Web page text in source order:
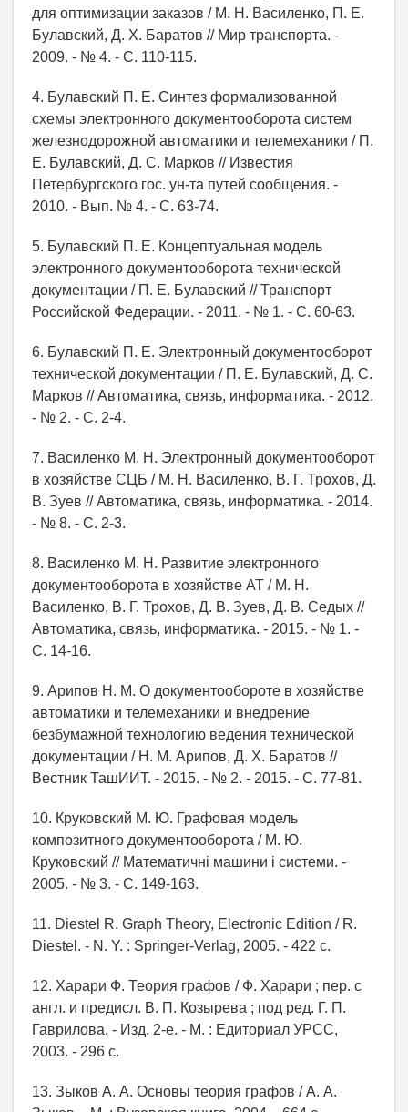
для оптимизации заказов / М. Н. Василенко, П. Е.
Булавский, Д. Х. Баратов // Мир транспорта. -
2009. - № 4. - С. 110-115.
4. Булавский П. Е. Синтез формализованной
схемы электронного документооборота систем
железнодорожной автоматики и телемеханики / П.
Е. Булавский, Д. С. Марков // Известия
Петербургского гос. ун-та путей сообщения. -
2010. - Вып. № 4. - С. 63-74.
5. Булавский П. Е. Концептуальная модель
электронного документооборота технической
документации / П. Е. Булавский // Транспорт
Российской Федерации. - 2011. - № 1. - C. 60-63.
6. Булавский П. Е. Электронный документооборот
технической документации / П. Е. Булавский, Д. С.
Марков // Автоматика, связь, информатика. - 2012.
- № 2. - С. 2-4.
7. Василенко М. Н. Электронный документооборот
в хозяйстве СЦБ / М. Н. Василенко, В. Г. Трохов, Д.
В. Зуев // Автоматика, связь, информатика. - 2014.
- № 8. - С. 2-3.
8. Василенко М. Н. Развитие электронного
документооборота в хозяйстве АТ / М. Н.
Василенко, В. Г. Трохов, Д. В. Зуев, Д. В. Седых //
Автоматика, связь, информатика. - 2015. - № 1. -
С. 14-16.
9. Арипов Н. М. О документообороте в хозяйстве
автоматики и телемеханики и внедрение
безбумажной технологию ведения технической
документации / Н. М. Арипов, Д. Х. Баратов //
Вестник ТашИИТ. - 2015. - № 2. - 2015. - С. 77-81.
10. Круковский М. Ю. Графовая модель
композитного документооборота / М. Ю.
Круковский // Математичні машини і системи. -
2005. - № 3. - С. 149-163.
11. Diestel R. Graph Theory, Electronic Edition / R.
Diestel. - N. Y. : Springer-Verlag, 2005. - 422 с.
12. Харари Ф. Теория графов / Ф. Харари ; пер. с
англ. и предисл. В. П. Козырева ; под ред. Г. П.
Гаврилова. - Изд. 2-е. - М. : Едиториал УРСС,
2003. - 296 с.
13. Зыков А. А. Основы теория графов / А. А.